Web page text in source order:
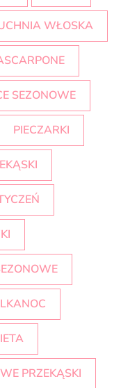
WŁOSKA
SEZONOWE
PIECZARKI
PRZEKĄSKI